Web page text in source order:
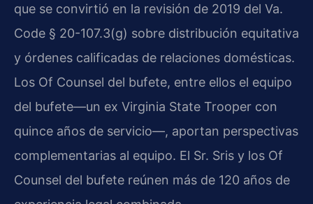
que se convirtió en la revisión de 2019 del Va.
Code § 20-107.3(g) sobre distribución equitativa
y órdenes calificadas de relaciones domésticas.
Los Of Counsel del bufete, entre ellos el equipo
del bufete—un ex Virginia State Trooper con
quince años de servicio—, aportan perspectivas
complementarias al equipo. El Sr. Sris y los Of
Counsel del bufete reúnen más de 120 años de